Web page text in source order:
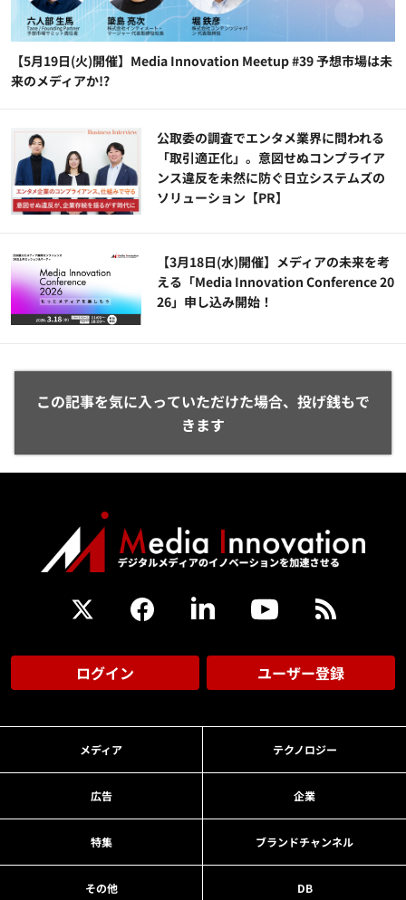
【5月19日(火)開催】Media Innovation Meetup #39 予想市場は未
来のメディアか!?
公​​取委の調査でエンタメ業界に問われる
「取引適正化」。意図せぬコンプライア
ンス違反を未然に防ぐ日立システムズの
ソリューション​【PR】
【3月18日(水)開催】メディアの未来を考
える「Media Innovation Conference 20
26」申し込み開始！
この記事を気に入っていただけた場合、投げ銭もで
きます
ログイン ユーザー登録
メディア テクノロジー
広告 企業
特集 ブランドチャンネル
その他 DB